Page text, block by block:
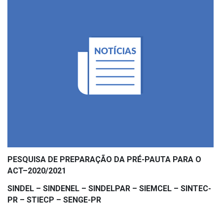
PESQUISA DE PREPARAÇÃO DA PRÉ-PAUTA PARA O
ACT–2020/2021
SINDEL – SINDENEL – SINDELPAR – SIEMCEL – SINTEC-
PR – STIECP – SENGE-PR